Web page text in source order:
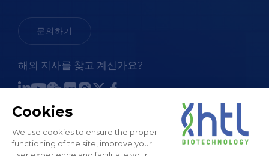
문의하기
해외 지사를 찾고 계신가요?
판매 약관